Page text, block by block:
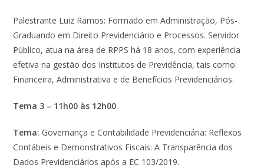
Palestrante Luiz Ramos: Formado em Administração, Pós-
Graduando em Direito Previdenciário e Processos. Servidor
Público, atua na área de RPPS há 18 anos, com experiência
efetiva na gestão dos Institutos de Previdência, tais como:
Financeira, Administrativa e de Benefícios Previdenciários.
Tema 3 – 11h00 às 12h00
Tema: Governança e Contabilidade Previdenciária: Reflexos
Contábeis e Demonstrativos Fiscais: A Transparência dos
Dados Previdenciários após a EC 103/2019.